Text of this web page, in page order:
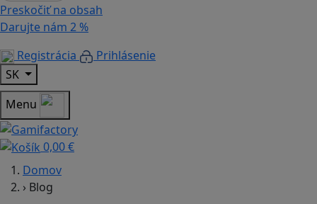
Preskočiť na obsah
Darujte nám 2 %
Registrácia
Prihlásenie
SK
Menu
0,00 €
Domov
› Blog